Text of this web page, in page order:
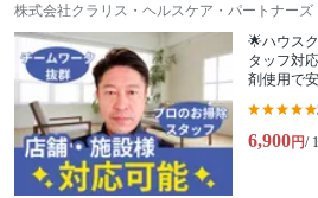
株式会社クラリス・ヘルスケア・パートナーズ
🌟ハウス
タッフ対
剤使用で
6,900円/